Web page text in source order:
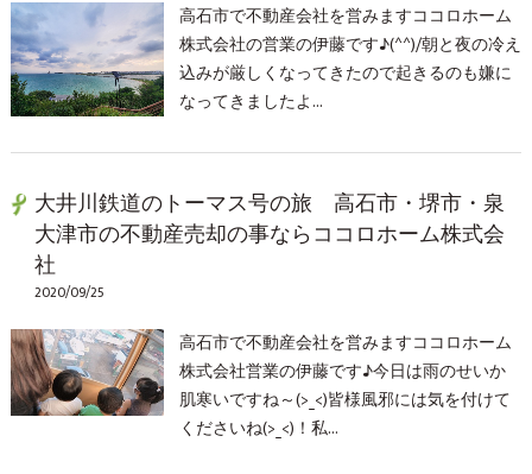
高石市で不動産会社を営みますココロホーム
株式会社の営業の伊藤です♪(^^)/朝と夜の冷え
込みが厳しくなってきたので起きるのも嫌に
なってきましたよ…
大井川鉄道のトーマス号の旅 高石市・堺市・泉
大津市の不動産売却の事ならココロホーム株式会
社
2020/09/25
高石市で不動産会社を営みますココロホーム
株式会社営業の伊藤です♪今日は雨のせいか
肌寒いですね～(>_<)皆様風邪には気を付けて
くださいね(>_<)！私…